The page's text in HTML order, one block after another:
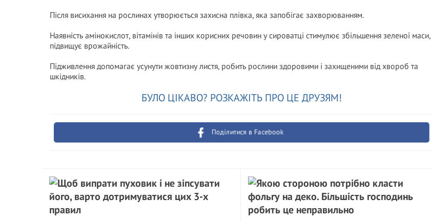
Після висихання на рослинах утворюється захисна плівка, яка запобігає захворюванням.
Наявність амінокислот, вітамінів та інших корисних речовин у сироватці стимулює збільшення зеленої маси,
підвищує врожайність.
Підживлення допомагає усунути жовтизну листя, робить рослини здоровими і захищеними від хвороб та
шкідників.
БУЛО ЦІКАВО? РОЗКАЖІТЬ ПРО ЦЕ ДРУЗЯМ!
Поділитися в Facebook